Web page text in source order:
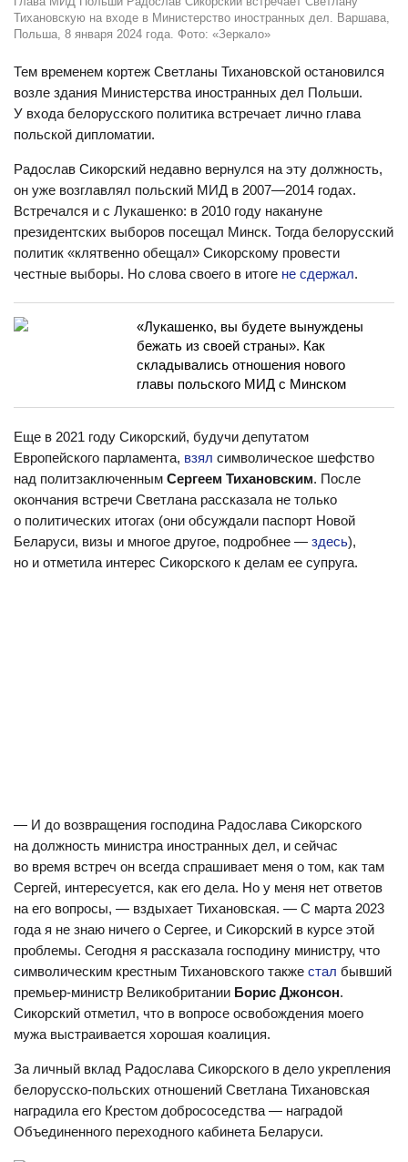
Тихановскую на входе в Министерство иностранных дел. Варшава,
Польша, 8 января 2024 года. Фото: «Зеркало»
Тем временем кортеж Светланы Тихановской остановился
возле здания Министерства иностранных дел Польши.
У входа белорусского политика встречает лично глава
польской дипломатии.
Радослав Сикорский недавно вернулся на эту должность,
он уже возглавлял польский МИД в 2007—2014 годах.
Встречался и с Лукашенко: в 2010 году накануне
президентских выборов посещал Минск. Тогда белорусский
политик «клятвенно обещал» Сикорскому провести
честные выборы. Но слова своего в итоге не сдержал.
«Лукашенко, вы будете вынуждены
бежать из своей страны». Как
складывались отношения нового
главы польского МИД с Минском
Еще в 2021 году Сикорский, будучи депутатом
Европейского парламента, взял символическое шефство
над политзаключенным Сергеем Тихановским. После
окончания встречи Светлана рассказала не только
о политических итогах (они обсуждали паспорт Новой
Беларуси, визы и многое другое, подробнее — здесь),
но и отметила интерес Сикорского к делам ее супруга.
— И до возвращения господина Радослава Сикорского
на должность министра иностранных дел, и сейчас
во время встреч он всегда спрашивает меня о том, как там
Сергей, интересуется, как его дела. Но у меня нет ответов
на его вопросы, — вздыхает Тихановская. — С марта 2023
года я не знаю ничего о Сергее, и Сикорский в курсе этой
проблемы. Сегодня я рассказала господину министру, что
символическим крестным Тихановского также стал бывший
премьер-министр Великобритании Борис Джонсон.
Сикорский отметил, что в вопросе освобождения моего
мужа выстраивается хорошая коалиция.
За личный вклад Радослава Сикорского в дело укрепления
белорусско-польских отношений Светлана Тихановская
наградила его Крестом добрососедства — наградой
Объединенного переходного кабинета Беларуси.